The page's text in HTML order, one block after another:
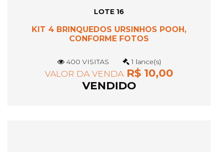
LOTE 16
KIT 4 BRINQUEDOS URSINHOS POOH,
CONFORME FOTOS
400 VISITAS 1 lance(s)
VALOR DA VENDA R$ 10,00
VENDIDO